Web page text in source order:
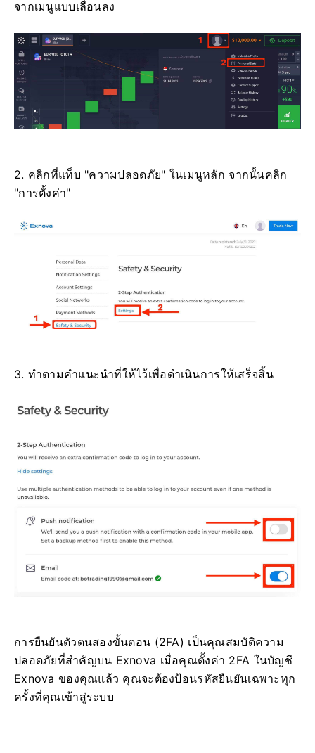
จากเมนูแบบเลื่อนลง
2. คลิกที่แท็บ "ความปลอดภัย" ในเมนูหลัก จากนั้นคลิก
"การตั้งค่า"
3. ทำตามคำแนะนำที่ให้ไว้เพื่อดำเนินการให้เสร็จสิ้น
การยืนยันตัวตนสองขั้นตอน (2FA) เป็นคุณสมบัติความ
ปลอดภัยที่สำคัญบน Exnova เมื่อคุณตั้งค่า 2FA ในบัญชี
Exnova ของคุณแล้ว คุณจะต้องป้อนรหัสยืนยันเฉพาะทุก
ครั้งที่คุณเข้าสู่ระบบ